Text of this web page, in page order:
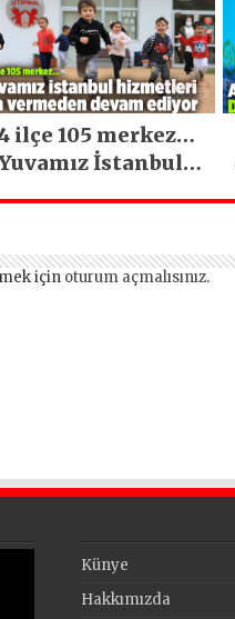
ilçe 105 merkez…
İstanbul
için oturum açmalısınız.
Künye
Hakkımızda